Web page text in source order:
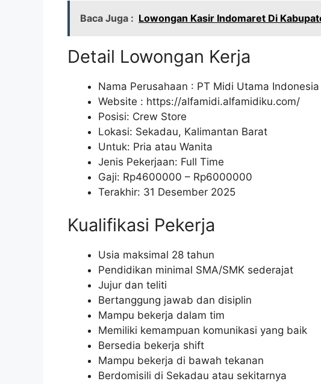
Baca Juga : Lowongan Kasir Indomaret Di
Detail Lowongan Kerja
Nama Perusahaan : PT Midi Utama
Website : https://alfamidi.alfamidiku.com/
Posisi: Crew Store
Lokasi: Sekadau, Kalimantan Barat
Untuk: Pria atau Wanita
Jenis Pekerjaan: Full Time
Gaji: Rp4600000 – Rp6000000
Terakhir: 31 Desember 2025
Kualifikasi Pekerja
Usia maksimal 28 tahun
Pendidikan minimal SMA/SMK sederajat
Jujur dan teliti
Bertanggung jawab dan disiplin
Mampu bekerja dalam tim
Memiliki kemampuan komunikasi yang baik
Bersedia bekerja shift
Mampu bekerja di bawah tekanan
Berdomisili di Sekadau atau sekitarnya